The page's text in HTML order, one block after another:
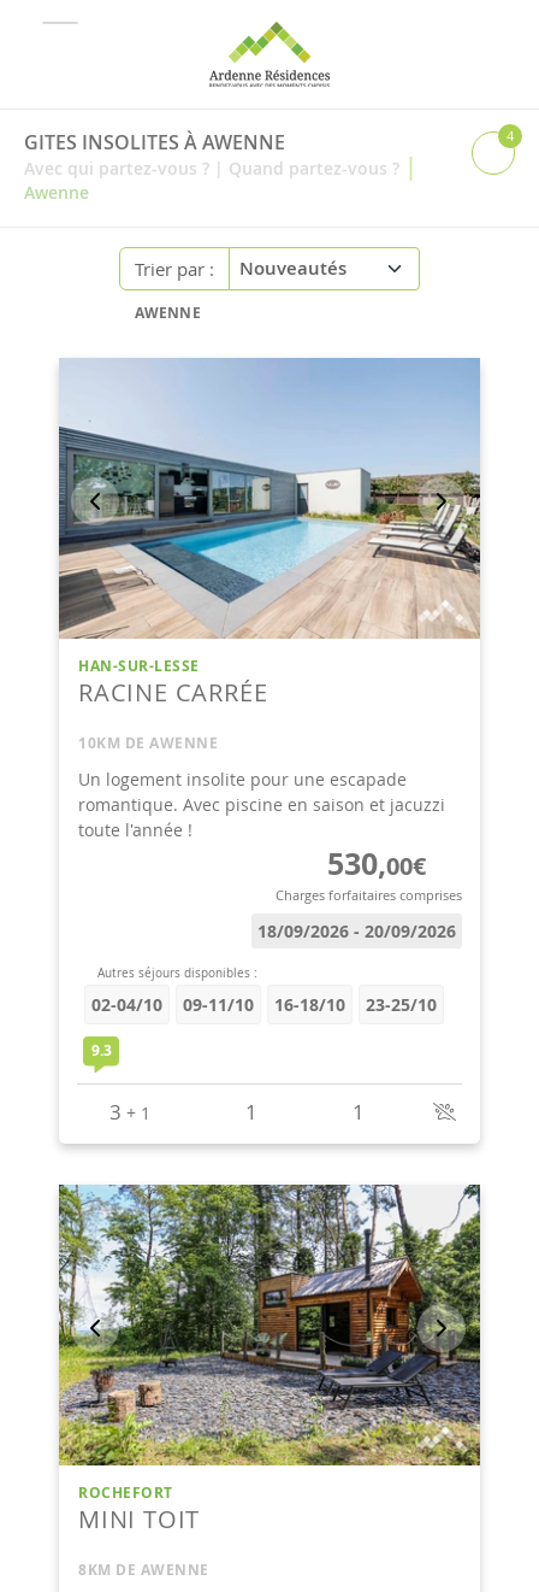
GITES INSOLITES À AWENNE
Avec qui partez-vous ? | Quand partez-vous ? |
Awenne
4
Trier par :
AWENNE